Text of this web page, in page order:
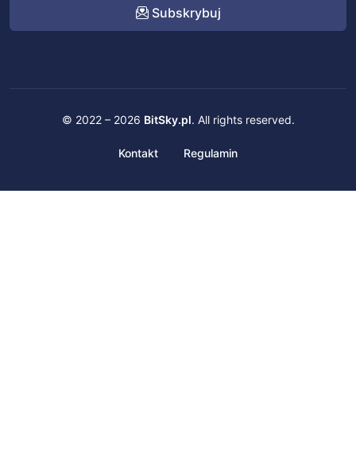
Subskrybuj
© 2022 – 2026 BitSky.pl. All rights reserved.
Kontakt Regulamin